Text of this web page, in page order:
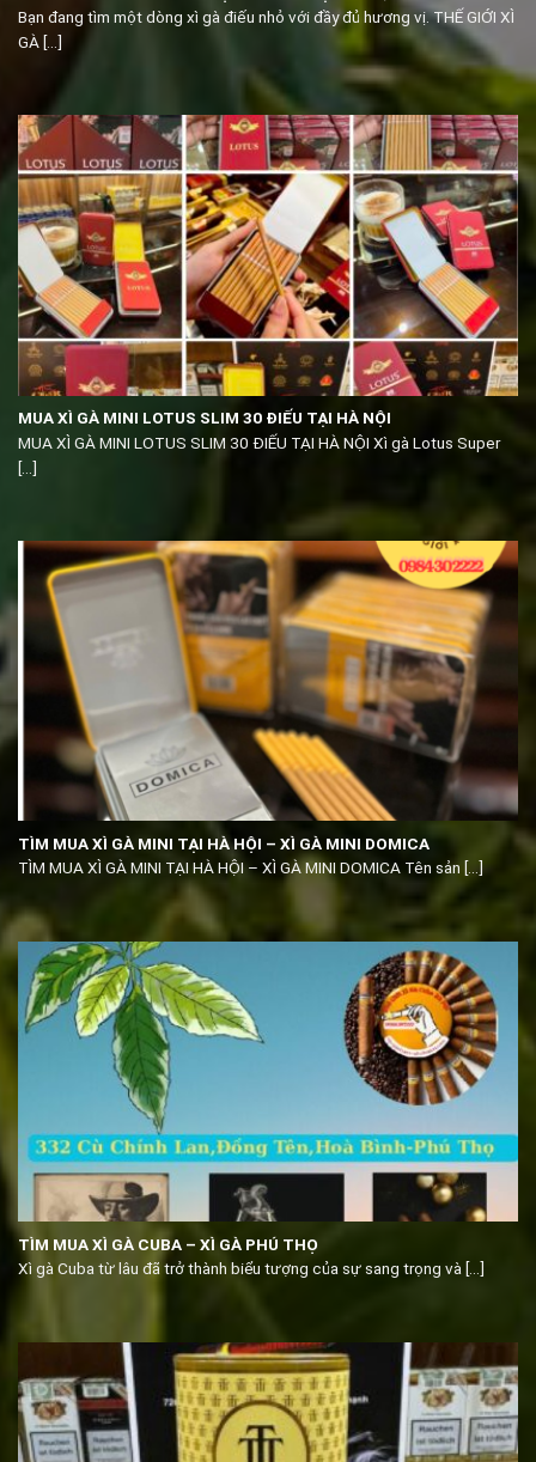
Bạn đang tìm một dòng xì gà điếu nhỏ với đầy đủ hương vị. THẾ GIỚI XÌ
GÀ [...]
MUA XÌ GÀ MINI LOTUS SLIM 30 ĐIẾU TẠI HÀ NỘI
MUA XÌ GÀ MINI LOTUS SLIM 30 ĐIẾU TẠI HÀ NỘI Xì gà Lotus Super
[...]
TÌM MUA XÌ GÀ MINI TẠI HÀ HỘI – XÌ GÀ MINI DOMICA
TÌM MUA XÌ GÀ MINI TẠI HÀ HỘI – XÌ GÀ MINI DOMICA Tên sản [...]
TÌM MUA XÌ GÀ CUBA – XÌ GÀ PHÚ THỌ
Xì gà Cuba từ lâu đã trở thành biểu tượng của sự sang trọng và [...]